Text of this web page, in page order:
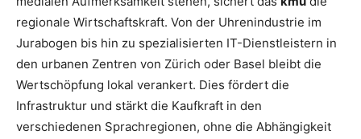
regionale Wirtschaftskraft. Von der Uhrenindustrie im
Jurabogen bis hin zu spezialisierten IT-Dienstleistern in
den urbanen Zentren von Zürich oder Basel bleibt die
Wertschöpfung lokal verankert. Dies fördert die
Infrastruktur und stärkt die Kaufkraft in den
verschiedenen Sprachregionen, ohne die Abhängigkeit